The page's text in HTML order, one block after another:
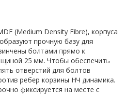
(Medium Density Fibre), корпуса
прочную базу для
болтами прямо к
25 мм. Чтобы обеспечить
отверстий для болтов
ребер корзины НЧ динамика.
фиксируется на месте с